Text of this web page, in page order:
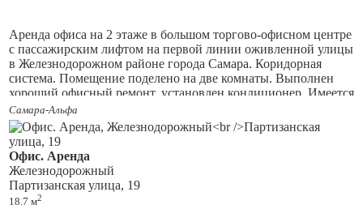
Аренда офиса на 2 этаже в большом торгово-офисном центре
c пассажирским лифтом на первой линии оживленной улицы
в Железнодорожном районе города Самара. Коридорная
система. Помещение поделено на две комнаты. Выполнен
хороший офисный ремонт, установлен кондиционер. Имеется
круглосуточная охрана. Аренда с НДС, в стоимость
арендных платежей входят все коммунальные платежи,
кроме электричества. Перед зданием большая парковка для
автомобилей.
Самара-Альфа
Офис. Аренда
Железнодорожный
Партизанская улица, 19
18.7 м2